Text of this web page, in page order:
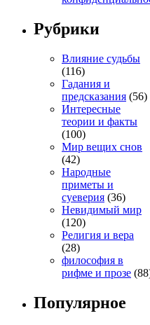
Рубрики
Влияние судьбы
(116)
Гадания и
предсказания (56)
Интересные
теории и факты
(100)
Мир вещих снов
(42)
Народные
приметы и
суеверия (36)
Невидимый мир
(120)
Религия и вера
(28)
философия в
рифме и прозе
Популярное